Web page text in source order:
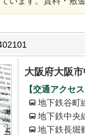
大阪府大阪
【交通アクセス
地下鉄谷
地下鉄中
地下鉄長堀